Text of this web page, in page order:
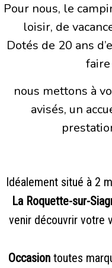
Pour nous, le
loisir, de
Dotés de 20 ans
nous mettons à
avisés, un
Idéalement situé à 2
La Roquette-sur-
venir découvrir votre
Occasiontoutes